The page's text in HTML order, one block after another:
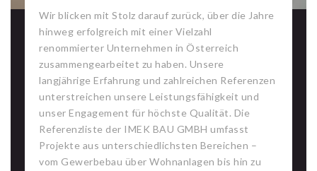
Wir blicken mit Stolz darauf zurück, über die Jahre
hinweg erfolgreich mit einer Vielzahl
renommierter Unternehmen in Österreich
zusammengearbeitet zu haben. Unsere
langjährige Erfahrung und zahlreichen Referenzen
unterstreichen unsere Leistungsfähigkeit und
unser Engagement für höchste Qualität. Die
Referenzliste der IMEK BAU GMBH umfasst
Projekte aus unterschiedlichsten Bereichen –
vom Gewerbebau über Wohnanlagen bis hin zu